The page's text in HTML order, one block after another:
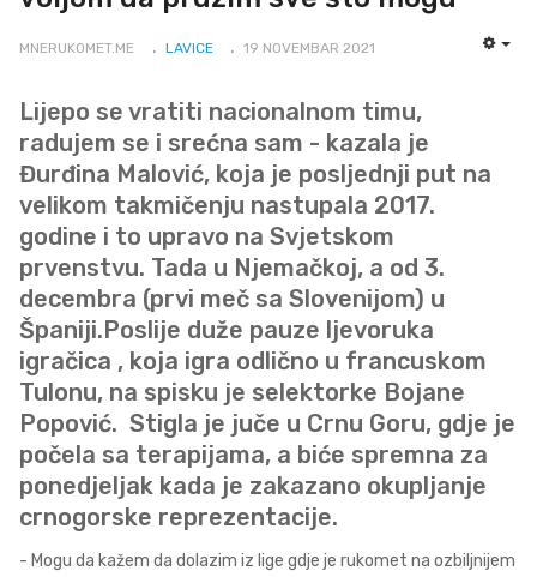
MNERUKOMET.ME LAVICE 19 NOVEMBAR 2021
Lijepo se vratiti nacionalnom timu,
radujem se i srećna sam - kazala je
Đurđina Malović, koja je posljednji put na
velikom takmičenju nastupala 2017.
godine i to upravo na Svjetskom
prvenstvu. Tada u Njemačkoj, a od 3.
decembra (prvi meč sa Slovenijom) u
Španiji.Poslije duže pauze ljevoruka
igračica , koja igra odlično u francuskom
Tulonu, na spisku je selektorke Bojane
Popović. Stigla je juče u Crnu Goru, gdje je
počela sa terapijama, a biće spremna za
ponedjeljak kada je zakazano okupljanje
crnogorske reprezentacije.
- Mogu da kažem da dolazim iz lige gdje je rukomet na ozbiljnijem